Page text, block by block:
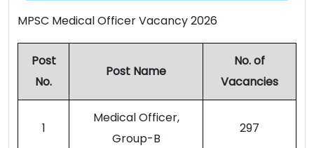
MPSC Medical Officer Vacancy 2026
Post
No.
Post Name
No. of
Vacancies
1
Medical Officer,
Group-B
297